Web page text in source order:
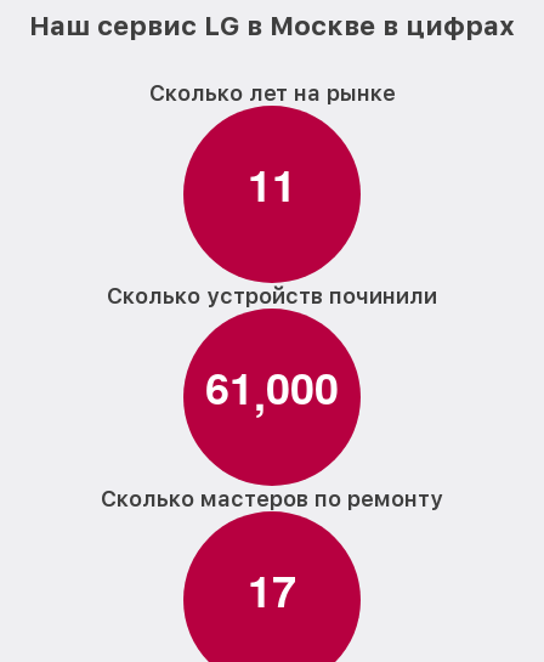
Наш сервис LG в Москве в цифрах
Сколько лет на рынке
11
Сколько устройств починили
61,000
Сколько мастеров по ремонту
17